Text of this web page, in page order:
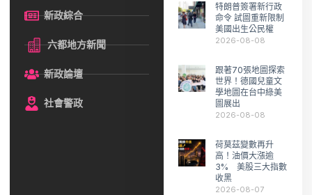
新政綜合
六都地方新聞
新政論壇
社會警政
特朗普簽署新行政
命令 試圖重新限制
美國出生公民權
2026-08-08
跟著70張地圖探索
世界！德國兒童文
學地圖在台中綠美
圖展出
2026-08-08
荷莫茲變數再升
高！油價大漲逾
3% 美股三大指數
收黑
2026-08-07